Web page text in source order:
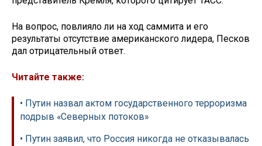
На вопрос, повлияло ли на ход саммита и его
результаты отсутствие американского лидера, Песков
дал отрицательный ответ.
Читайте также:
• Путин назвал актом государственного терроризма
подрыв «Северных потоков»
• Путин заявил, что Россия никогда не отказывалась